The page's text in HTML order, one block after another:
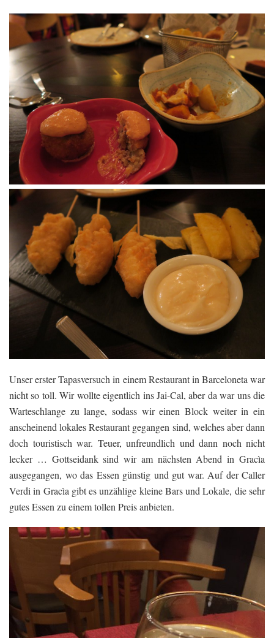
Unser erster Tapasversuch in einem Restaurant in Barceloneta war
nicht so toll. Wir wollte eigentlich ins Jai-Cal, aber da war uns die
Warteschlange zu lange, sodass wir einen Block weiter in ein
anscheinend lokales Restaurant gegangen sind, welches aber dann
doch touristisch war. Teuer, unfreundlich und dann noch nicht
lecker … Gottseidank sind wir am nächsten Abend in Gracìa
ausgegangen, wo das Essen günstig und gut war. Auf der Caller
Verdi in Gracìa gibt es unzählige kleine Bars und Lokale, die sehr
gutes Essen zu einem tollen Preis anbieten.